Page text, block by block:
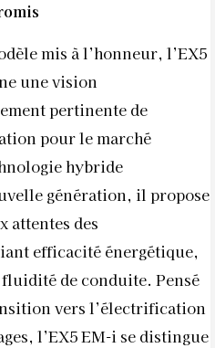
mis à l’honneur, l’EX5
une vision
pertinente de
pour le marché
hybride
génération, il propose
attentes des
efficacité énergétique,
de conduite. Pensé
vers l’électrification
l’EX5 EM-i se distingue